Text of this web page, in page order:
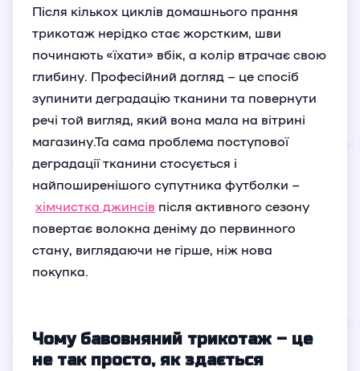
Після кількох циклів домашнього прання
трикотаж нерідко стає жорстким, шви
починають «їхати» вбік, а колір втрачає свою
глибину. Професійний догляд – це спосіб
зупинити деградацію тканини та повернути
речі той вигляд, який вона мала на вітрині
магазину.Та сама проблема поступової
деградації тканини стосується і
найпоширенішого супутника футболки –
хімчистка джинсів після активного сезону
повертає волокна деніму до первинного
стану, виглядаючи не гірше, ніж нова
покупка.
Чому бавовняний трикотаж – це
не так просто, як здається